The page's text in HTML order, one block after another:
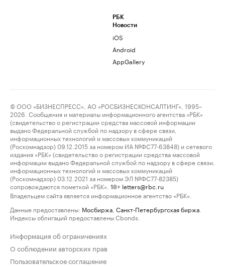
РБК
Новости
iOS
Android
AppGallery
© ООО «БИЗНЕСПРЕСС», АО «РОСБИЗНЕСКОНСАЛТИНГ», 1995–
2026. Сообщения и материалы информационного агентства «РБК»
(свидетельство о регистрации средства массовой информации
выдано Федеральной службой по надзору в сфере связи,
информационных технологий и массовых коммуникаций
(Роскомнадзор) 09.12.2015 за номером ИА №ФС77-63848) и сетевого
издания «РБК» (свидетельство о регистрации средства массовой
информации выдано Федеральной службой по надзору в сфере связи,
информационных технологий и массовых коммуникаций
(Роскомнадзор) 03.12.2021 за номером ЭЛ №ФС77-82385)
сопровождаются пометкой «РБК».
18+ letters@rbc.ru
Владельцем сайта является информационное агентство «РБК».
Данные предоставлены: Мосбиржа Санкт-Петербургская биржа
Индексы облигаций предоставлены Cbonds.
Информация об ограничениях
О соблюдении авторских прав
Пользовательское соглашение